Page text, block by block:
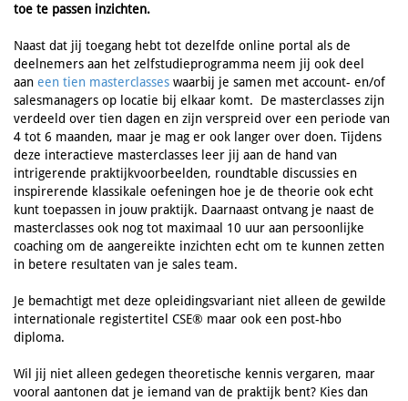
toe te passen inzichten.
Naast dat jij toegang hebt tot dezelfde online portal als de
deelnemers aan het zelfstudieprogramma neem jij ook deel
aan een tien masterclasses waarbij je samen met account- en/of
salesmanagers op locatie bij elkaar komt. De masterclasses zijn
verdeeld over tien dagen en zijn verspreid over een periode van
4 tot 6 maanden, maar je mag er ook langer over doen. Tijdens
deze interactieve masterclasses leer jij aan de hand van
intrigerende praktijkvoorbeelden, roundtable discussies en
inspirerende klassikale oefeningen hoe je de theorie ook echt
kunt toepassen in jouw praktijk. Daarnaast ontvang je naast de
masterclasses ook nog tot maximaal 10 uur aan persoonlijke
coaching om de aangereikte inzichten echt om te kunnen zetten
in betere resultaten van je sales team.
Je bemachtigt met deze opleidingsvariant niet alleen de gewilde
internationale registertitel CSE® maar ook een post-hbo
diploma.
Wil jij niet alleen gedegen theoretische kennis vergaren, maar
vooral aantonen dat je iemand van de praktijk bent? Kies dan